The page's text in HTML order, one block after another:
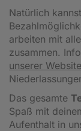
Natürlich
arbeiten mit
zusammen.
unserer Website
Das gesamte
Spaß mit
Aufenthalt in